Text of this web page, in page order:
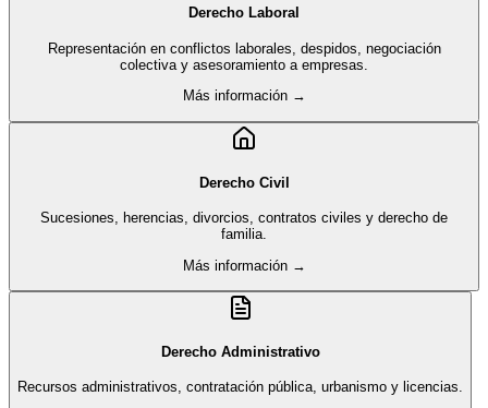
Derecho Laboral
Representación en conflictos laborales, despidos, negociación
colectiva y asesoramiento a empresas.
Más información →
Derecho Civil
Sucesiones, herencias, divorcios, contratos civiles y derecho de
familia.
Más información →
Derecho Administrativo
Recursos administrativos, contratación pública, urbanismo y licencias.